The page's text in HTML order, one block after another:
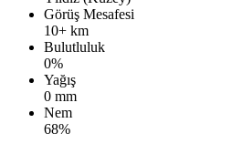
Görüş Mesafesi
10+ km
Bulutluluk
0%
Yağış
0 mm
Nem
68%